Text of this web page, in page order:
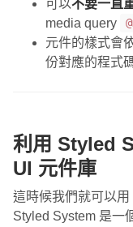
可以不要一直
media query
元件的樣式會
份對應的程式
利用 Styled
UI 元件庫
這時候我們就可以用
Styled System 是一